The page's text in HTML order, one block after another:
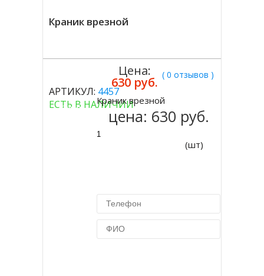
Краник врезной
( 0 отзывов )
АРТИКУЛ: 4457
ЕСТЬ В НАЛИЧИИ
Цена:
630 руб.
Купить
Краник врезной
цена: 630 руб.
(шт)